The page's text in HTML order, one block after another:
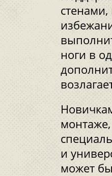
ноги в
и
может